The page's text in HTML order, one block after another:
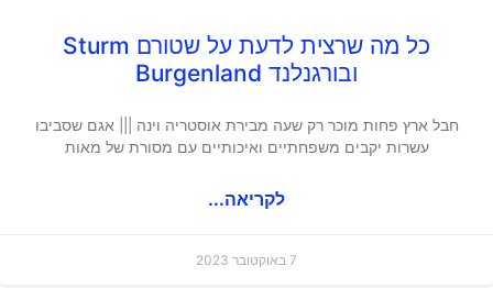
כל מה שרצית לדעת על שטורם Sturm
ובורגנלנד Burgenland
חבל ארץ פחות מוכר רק שעה מבירת אוסטריה וינה ||| אגם שסביבו
עשרות יקבים משפחתיים ואיכותיים עם מסורת של מאות
לקריאה...
7 באוקטובר 2023